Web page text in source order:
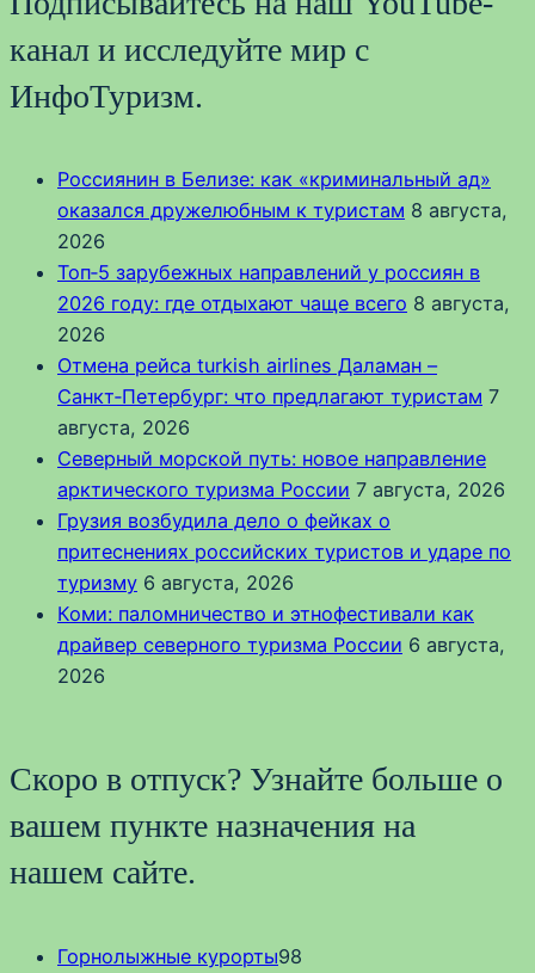
канал и исследуйте мир с
ИнфоТуризм.
Россиянин в Белизе: как «криминальный ад»
оказался дружелюбным к туристам 8 августа,
2026
Топ‑5 зарубежных направлений у россиян в
2026 году: где отдыхают чаще всего 8 августа,
2026
Отмена рейса turkish airlines Даламан –
Санкт‑Петербург: что предлагают туристам 7
августа, 2026
Северный морской путь: новое направление
арктического туризма России 7 августа, 2026
Грузия возбудила дело о фейках о
притеснениях российских туристов и ударе по
туризму 6 августа, 2026
Коми: паломничество и этнофестивали как
драйвер северного туризма России 6 августа,
2026
Скоро в отпуск? Узнайте больше о
вашем пункте назначения на
нашем сайте.
Горнолыжные курорты98